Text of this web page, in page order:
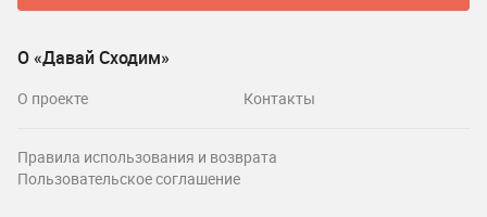
О «Давай Сходим»
О проекте Контакты
Правила использования и возврата
Пользовательское соглашение